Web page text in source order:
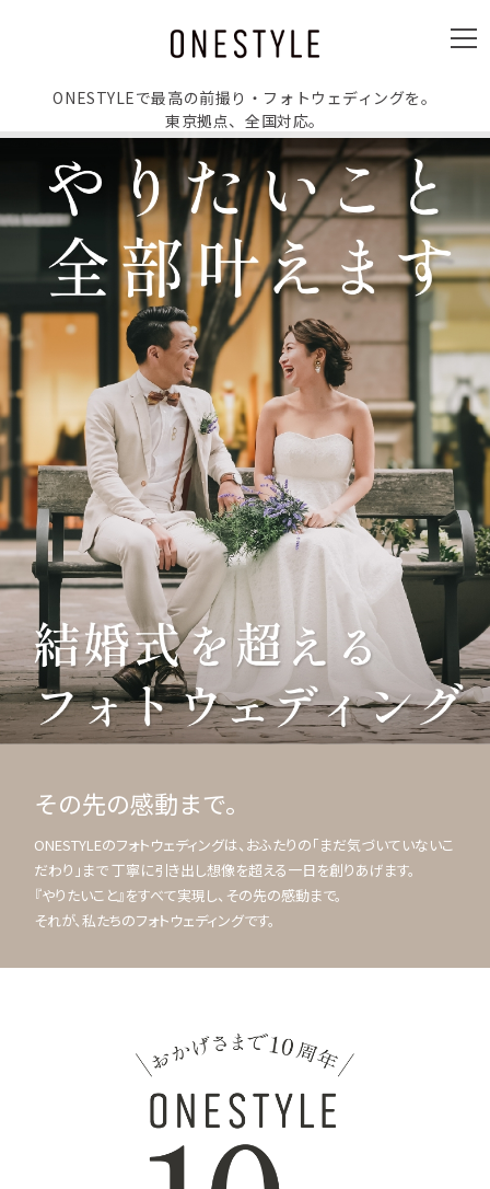
メ
ニ
ー
ONESTYLEで最高の前撮り・フォトウェディングを。
東京拠点、全国対応。
その先の感動まで。
ONESTYLEのフォトウェディングは、おふたりの「まだ気づいていないこ
だわり」まで 丁寧に引き出し想像を超える一日を創りあげます。
『やりたいこと』をすべて実現し、その先の感動まで。
それが、私たちのフォトウェディングです。